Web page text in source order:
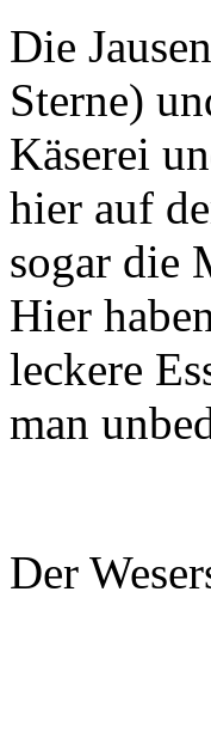
Die
Sterne)
Käserei
hier auf
sogar die
Hier
leckere
man
Der